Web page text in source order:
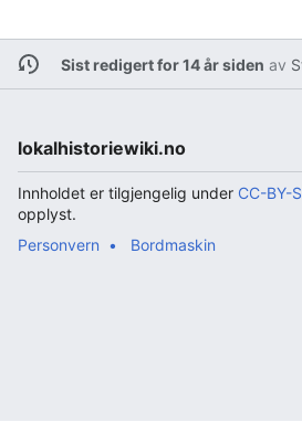
Sist redigert for 14 år siden av
lokalhistoriewiki.no
Innholdet er tilgjengelig under CC-BY-
opplyst.
Personvern
Bordmaskin